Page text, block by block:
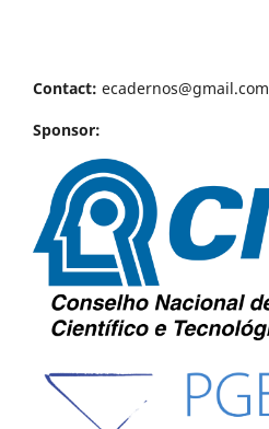
Contact: ecadernos@gmail.com
Sponsor: